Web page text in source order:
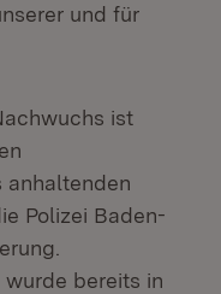
und für
ist
anhaltenden
Polizei Baden-
bereits in